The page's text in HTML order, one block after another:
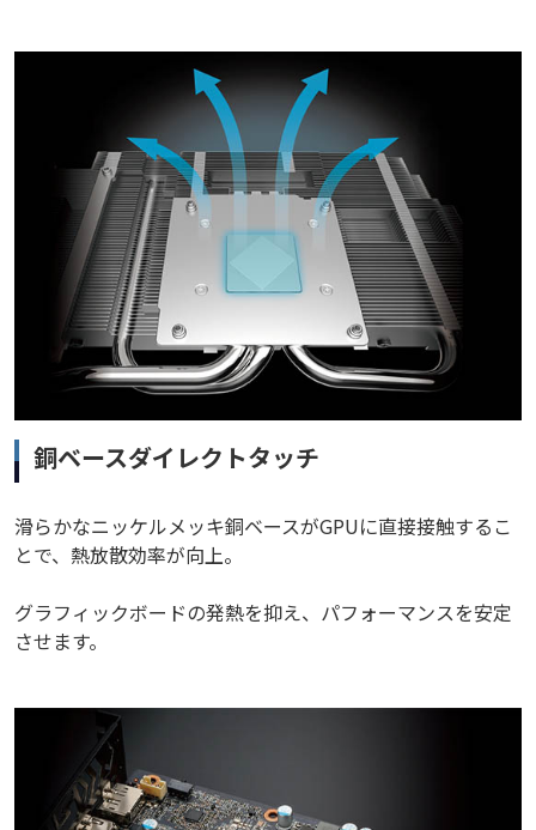
銅ベースダイレクトタッチ
滑らかなニッケルメッキ銅ベースがGPUに直接接触するこ
とで、熱放散効率が向上。
グラフィックボードの発熱を抑え、パフォーマンスを安定
させます。